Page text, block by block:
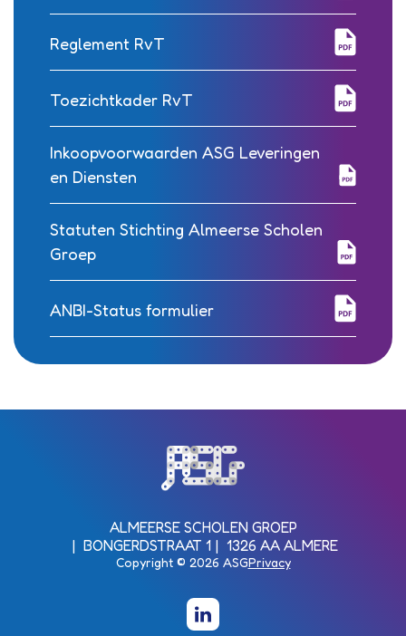
Reglement RvT
Toezichtkader RvT
Inkoopvoorwaarden ASG Leveringen
en Diensten
Statuten Stichting Almeerse Scholen
Groep
ANBI-Status formulier
Almeerse Scholen Groep (ASG)
ALMEERSE SCHOLEN GROEP
BONGERDSTRAAT 1
1326 AA ALMERE
Copyright © 2026 ASGPrivacy